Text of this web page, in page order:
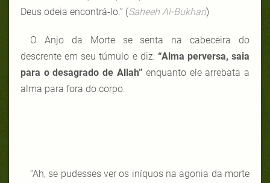
Deus odeia encontrá-lo.” (Saheeh Al-Bukhari)
O Anjo da Morte se senta na cabeceira do
descrente em seu túmulo e diz: “Alma perversa, saia
para o desagrado de Allah”enquanto ele arrebata a
alma para fora do corpo.
“Ah, se pudesses ver os iníquos na agonia da morte